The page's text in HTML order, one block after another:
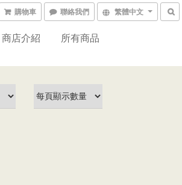
購物車 聯絡我們 繁體中文
商店介紹 所有商品